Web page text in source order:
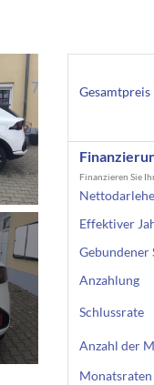
Gesamtpreis
Finanzieren Sie
Effektiver
Gebundener
Anzahlung
Schlussrate
Anzahl der
Monatsraten